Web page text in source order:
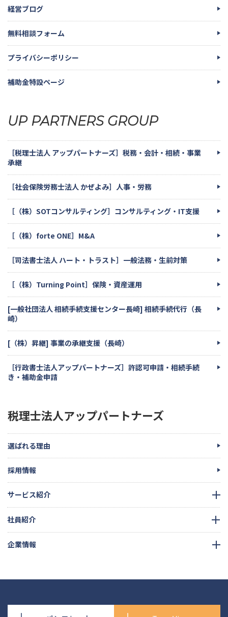
経営ブログ
無料相談フォーム
プライバシーポリシー
補助金特設ページ
UP PARTNERS GROUP
［税理士法人 アップパートナーズ］税務・会計・相続・事業
承継
［社会保険労務士法人 かぜよみ］人事・労務
［（株）SOTコンサルティング］コンサルティング・IT支援
［（株）forte ONE］M&A
［司法書士法人 ハート・トラスト］一般法務・生前対策
［（株）Turning Point］保険・資産運用
[一般社団法人 相続手続支援センター長崎] 相続手続代行（長
崎）
[（株）昇継] 事業の承継支援（長崎）
［行政書士法人アップパートナーズ］許認可申請・相続手続
き・補助金申請
税理士法人アップパートナーズ
選ばれる理由
採用情報
サービス紹介
社員紹介
企業情報